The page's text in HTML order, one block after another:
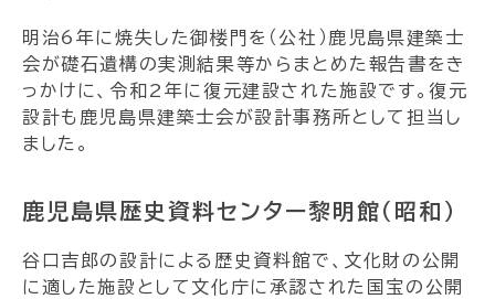
明治6年に焼失した御楼門を（公社）鹿児島県建築士
会が礎石遺構の実測結果等からまとめた報告書をき
っかけに、令和2年に復元建設された施設です。復元
設計も鹿児島県建築士会が設計事務所として担当し
ました。
鹿児島県歴史資料センター黎明館（昭和）
谷口吉郎の設計による歴史資料館で、文化財の公開
に適した施設として文化庁に承認された国宝の公開